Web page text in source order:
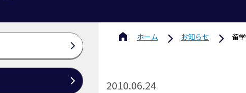
ホーム お知らせ 留
2010.06.24